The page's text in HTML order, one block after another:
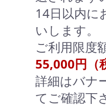
14日以内に
いします。
ご利用限度
55,000円（
詳細はバナ
てご確認下